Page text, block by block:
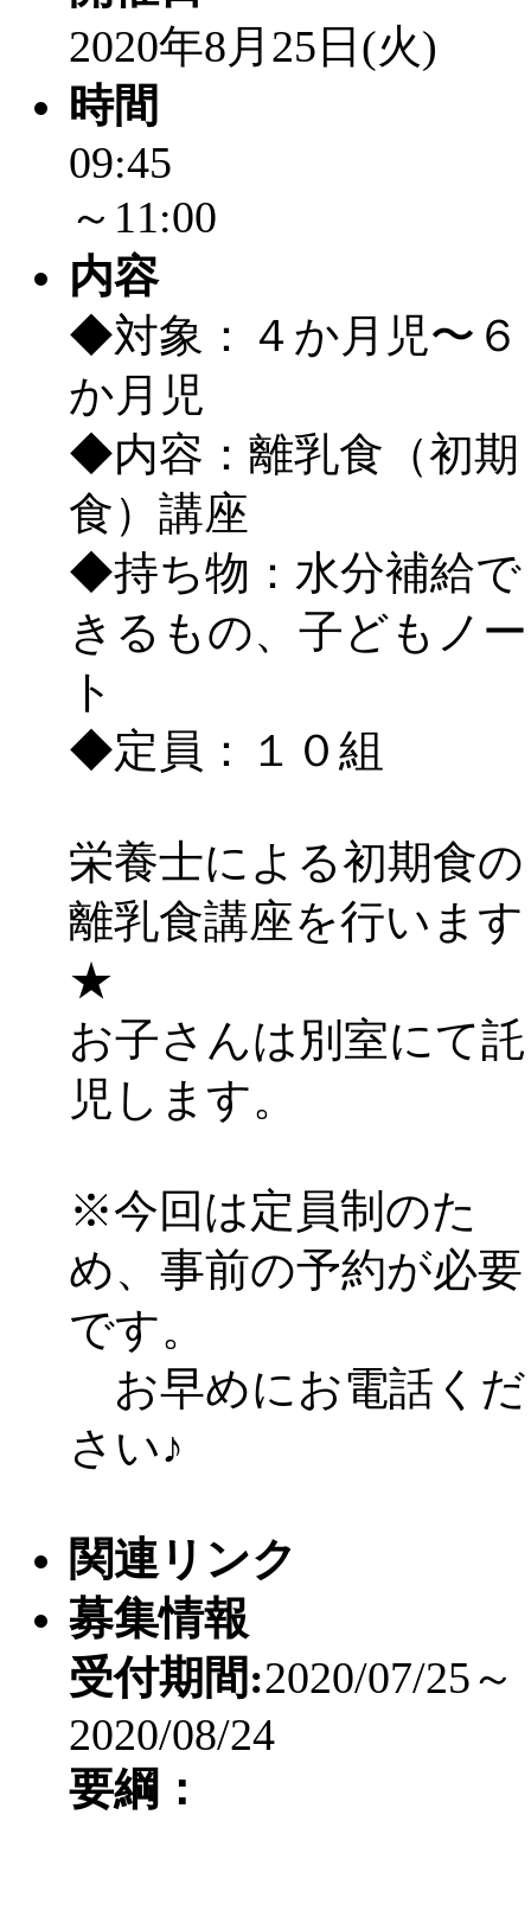
2020年8月25日(火)
時間
09:45
～11:00
内容
◆対象：４か月児〜６
か月児
◆内容：離乳食（初期
食）講座
◆持ち物：水分補給で
きるもの、子どもノー
ト
◆定員：１０組
栄養士による初期食の
離乳食講座を行います
★
お子さんは別室にて託
児します。
※今回は定員制のた
め、事前の予約が必要
です。
お早めにお電話くだ
さい♪
関連リンク
募集情報
受付期間:2020/07/25～
2020/08/24
要綱：